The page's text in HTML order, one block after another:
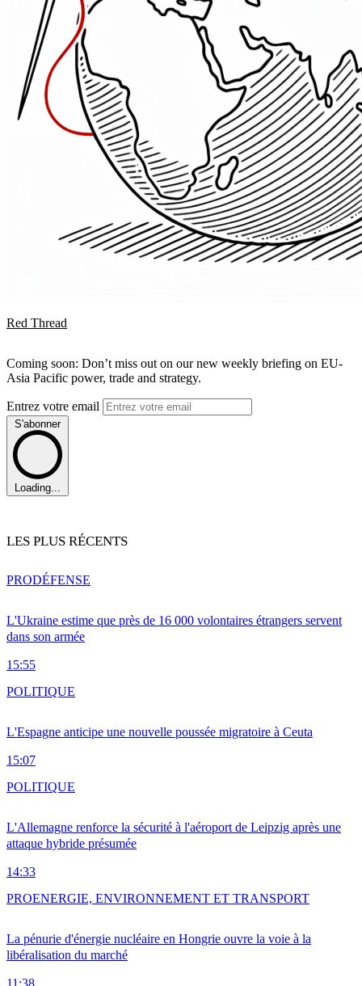
Red Thread
Coming soon: Don’t miss out on our new weekly briefing on EU-
Asia Pacific power, trade and strategy.
Entrez votre email
S'abonner
Loading...
LES PLUS RÉCENTS
L'Ukraine estime que près de 16 000 volontaires étrangers servent
dans son armée
15:55
PRODÉFENSE
L'Espagne anticipe une nouvelle poussée migratoire à Ceuta
15:07
POLITIQUE
L'Allemagne renforce la sécurité à l'aéroport de Leipzig après une
attaque hybride présumée
14:33
POLITIQUE
La pénurie d'énergie nucléaire en Hongrie ouvre la voie à la
libéralisation du marché
PROENERGIE, ENVIRONNEMENT ET TRANSPORT